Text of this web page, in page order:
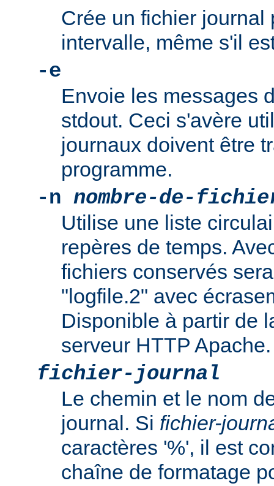
Crée un fichier journal
intervalle, même s'il
-e
Envoie les messages
stdout. Ceci s'avère
journaux doivent être
programme.
-n nombre-de-
Utilise une liste
repères de temps.
fichiers conservés
"logfile.2" avec
Disponible à partir de
serveur HTTP Apache.
fichier-journal
Le chemin et le nom
journal. Si fichier-
caractères '%', il est
chaîne de formatage